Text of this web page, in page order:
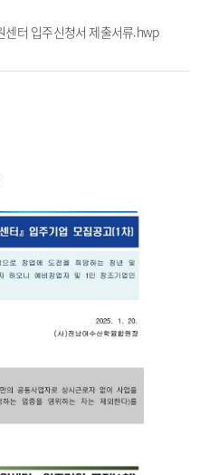
센터 입주신청서 제출서류.hwp